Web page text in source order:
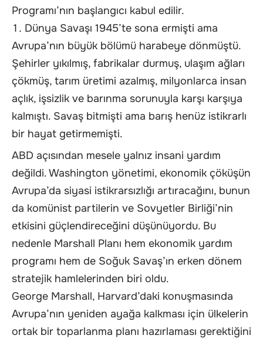
Programı’nın başlangıcı kabul edilir.
Dünya Savaşı 1945’te sona ermişti ama
Avrupa’nın büyük bölümü harabeye dönmüştü.
Şehirler yıkılmış, fabrikalar durmuş, ulaşım ağları
çökmüş, tarım üretimi azalmış, milyonlarca insan
açlık, işsizlik ve barınma sorunuyla karşı karşıya
kalmıştı. Savaş bitmişti ama barış henüz istikrarlı
bir hayat getirmemişti.
ABD açısından mesele yalnız insani yardım
değildi. Washington yönetimi, ekonomik çöküşün
Avrupa’da siyasi istikrarsızlığı artıracağını, bunun
da komünist partilerin ve Sovyetler Birliği’nin
etkisini güçlendireceğini düşünüyordu. Bu
nedenle Marshall Planı hem ekonomik yardım
programı hem de Soğuk Savaş’ın erken dönem
stratejik hamlelerinden biri oldu.
George Marshall, Harvard’daki konuşmasında
Avrupa’nın yeniden ayağa kalkması için ülkelerin
ortak bir toparlanma planı hazırlaması gerektiğini